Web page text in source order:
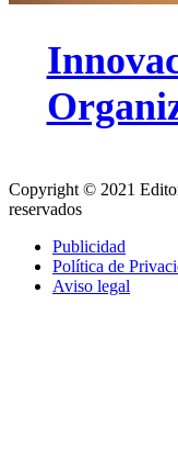
Copyright © 2021
reservados
Publicidad
Política de
Aviso legal